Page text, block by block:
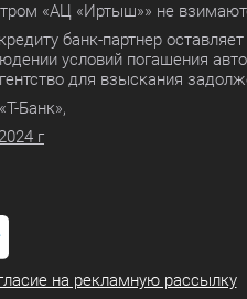
«АЦ «Иртыш»» не
банк-партнер
условий погашения
для взыскания
Банк»,
г
на рекламную рассылку